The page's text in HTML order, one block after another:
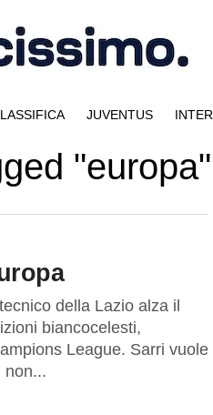
JUVENTUS INTER
"europa"
della Lazio alza il
biancocelesti,
League. Sarri vuole
non...